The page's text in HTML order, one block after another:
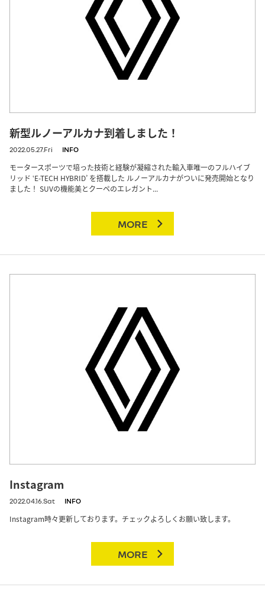
新型ルノーアルカナ到着しました！
2022.05.27.Fri INFO
モータースポーツで培った技術と経験が凝縮された輸入車唯一のフルハイブ
リッド ‛E-TECH HYBRID’ を搭載した ルノーアルカナがついに発売開始となり
ました！ SUVの機能美とクーペのエレガント...
MORE
Instagram
2022.04.16.Sat INFO
Instagram時々更新しております。チェックよろしくお願い致します。
MORE